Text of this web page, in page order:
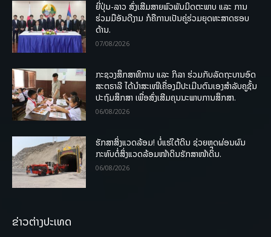
ຍີ່ປຸ່ນ-ລາວ ສົ່ງເສີມສາຍພົວພັນມິດຕະພາບ ແລະ ການ
ຮ່ວມມືອັນດີງາມ ກໍຄືການເປັນຄູ່ຮ່ວມຍຸດທະສາດຮອບ
ດ້ານ.
07/08/2026
ກະຊວງສຶກສາທິການ ແລະ ກິລາ ຮ່ວມກັບລັດຖະບານອົດ
ສະຕຣາລີ ໄດ້ນຳສະເໜີເຄື່ອງມືປະເມີນຕົນເອງສຳລັບຄູຊັ້ນ
ປະຖົມສຶກສາ ເພື່ອສົ່ງເສີມຄຸນນະພາບການສຶກສາ.
06/08/2026
ຮັກສາສິ່ງແວດລ້ອມ! ບໍ່ແຮ່ໃຕ້ດິນ ຊ່ວຍຫຼຸດຜ່ອນຜົນ
ກະທົບຕໍ່ສິ່ງແວດລ້ອມໜ້າດິນຮັກສາໜ້າດິນ.
06/08/2026
ຂ່າວຕ່າງປະເທດ